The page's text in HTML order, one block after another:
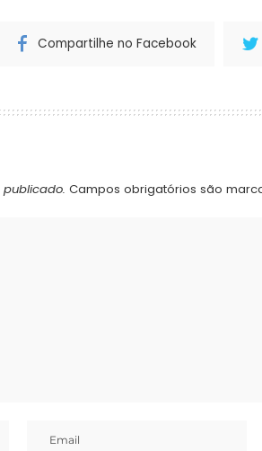
Compartilhe no Facebook
Campos obrigatórios são